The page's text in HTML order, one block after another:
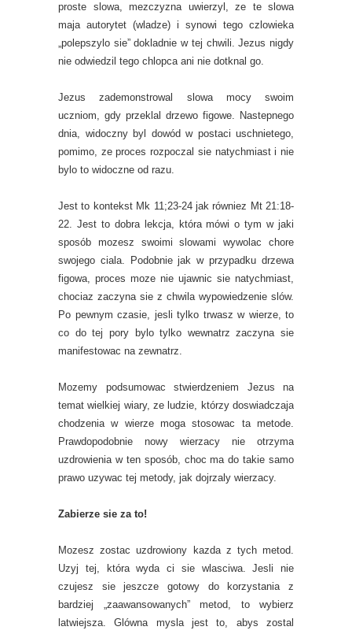
proste slowa, mezczyzna uwierzyl, ze te slowa
maja autorytet (wladze) i synowi tego czlowieka
„polepszylo sie” dokladnie w tej chwili. Jezus nigdy
nie odwiedzil tego chlopca ani nie dotknal go.
Jezus zademonstrowal slowa mocy swoim
uczniom, gdy przeklal drzewo figowe. Nastepnego
dnia, widoczny byl dowód w postaci uschnietego,
pomimo, ze proces rozpoczal sie natychmiast i nie
bylo to widoczne od razu.
Jest to kontekst Mk 11;23-24 jak równiez Mt 21:18-
22. Jest to dobra lekcja, która mówi o tym w jaki
sposób mozesz swoimi slowami wywolac chore
swojego ciala. Podobnie jak w przypadku drzewa
figowa, proces moze nie ujawnic sie natychmiast,
chociaz zaczyna sie z chwila wypowiedzenie slów.
Po pewnym czasie, jesli tylko trwasz w wierze, to
co do tej pory bylo tylko wewnatrz zaczyna sie
manifestowac na zewnatrz.
Mozemy podsumowac stwierdzeniem Jezus na
temat wielkiej wiary, ze ludzie, którzy doswiadczaja
chodzenia w wierze moga stosowac ta metode.
Prawdopodobnie nowy wierzacy nie otrzyma
uzdrowienia w ten sposób, choc ma do takie samo
prawo uzywac tej metody, jak dojrzaly wierzacy.
Zabierze sie za to!
Mozesz zostac uzdrowiony kazda z tych metod.
Uzyj tej, która wyda ci sie wlasciwa. Jesli nie
czujesz sie jeszcze gotowy do korzystania z
bardziej „zaawansowanych” metod, to wybierz
latwiejsza. Glówna mysla jest to, abys zostal